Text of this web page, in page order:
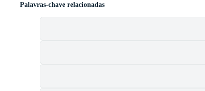
Palavras-chave relacionadas